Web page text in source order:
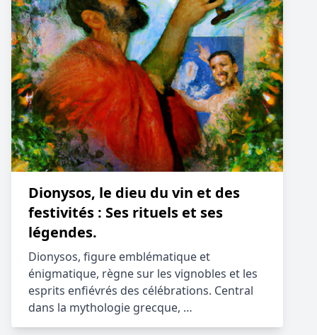
Dionysos, le dieu du vin et des
festivités : Ses rituels et ses
légendes.
Dionysos, figure emblématique et
énigmatique, règne sur les vignobles et les
esprits enfiévrés des célébrations. Central
dans la mythologie grecque, …